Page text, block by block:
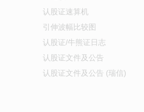
认股证速算机
引伸波幅比较图
认股证/牛熊证日志
认股证文件及公告
认股证文件及公告 (瑞信)